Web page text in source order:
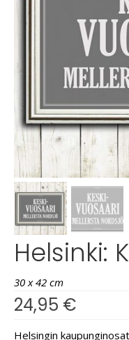
Helsinki:
30 x 42 cm
24,95 €
Helsingin